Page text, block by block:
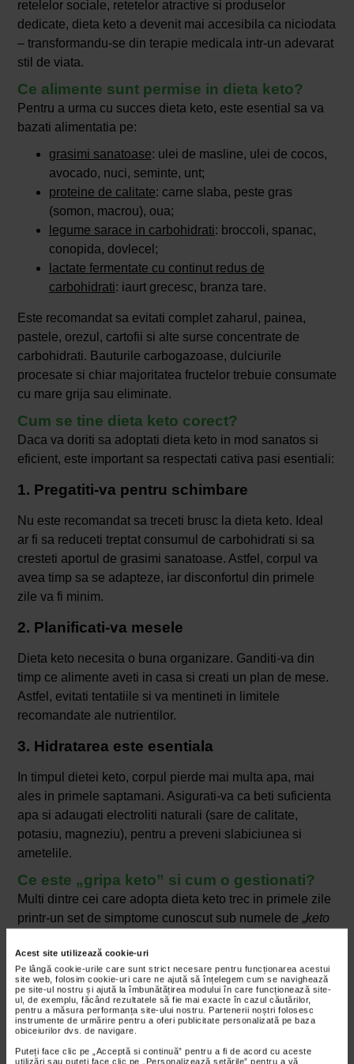
Acest site utilizează cookie-uri
Pe lângă cookie-urile care sunt strict necesare pentru funcționarea acestui
site web, folosim cookie-uri care ne ajută să înțelegem cum se navighează
pe site-ul nostru și ajută la îmbunătățirea modului în care funcționează site-
ul, de exemplu, făcând rezultatele să fie mai exacte în cazul căutărilor,
pentru a măsura performanța site-ului nostru. Partenerii noștri folosesc
instrumente de urmărire pentru a oferi publicitate personalizată pe baza
obiceiurilor dvs. de navigare.
Puteți face clic pe „Acceptă si continuă” pentru a fi de acord cu aceste
utilizări sau puteți face clic pe „Personalizează setările” pentru a vă
retelelor sociale, retetelor atractive si produselor
dedicate, dieta keto a devenit mai accesibila ca niciodata
– transformandu-se din terapie medicala intr-un adevarat
stil de viata.
Ce alimente sunt permise in dieta keto?
Pentru a urma cu succes dieta keto, este esential sa va
bazati alimentatia pe:
grasimi sanatoase: ulei de masline, ulei de cocos,
avocado, nuci, seminte, unt;
proteine de calitate: carne slaba, peste gras
(somon, macrou), oua;
legume sarace in carbohidrati: broccoli, spanac,
conopida, dovlecel;
lactate fermentate cu continut redus de
carbohidrati: iaurt grecesc, branza tare.
Este recomandat sa evitati complet zaharul, painea,
pastele, orezul, cartofii si alte surse concentrate de
carbohidrati. Bauturile carbogazoase, dulciurile
procesate si chiar majoritatea fructelor trebuie consumate
cu mare grija sau eliminate.
Cum se tine dieta keto corect?
Daca va doriti sa adoptati dieta keto in mod sanatos si
eficient, este important sa respectati cativa pasi esentiali:
1. Pregatiti-va pentru schimbare
Nu este recomandat sa treceti brusc la dieta keto. Ideal
ar fi sa reduceti treptat consumul de carbohidrati si sa
cresteti aportul de grasimi sanatoase. Astfel, corpul va
avea timp sa se adapteze, iar disconfortul din primele
zile va fi minim.
2. Planificati-va mesele
Dieta keto necesita o buna organizare. Ganditi-va din
timp ce alimente aveti in casa si creati un plan de mese.
Astfel, evitati tentatiile si va mentineti in limitele
recomandate ale nutrientilor.
3. Hidratarea este esentiala
In timpul dietei keto, corpul pierde mai multa apa, mai
ales in primele saptamani. Asigurati-va ca beti suficienta
apa si adaugati electroliti naturali (sare de calitate,
potasiu, magneziu), pentru a preveni slabiciunea si
ametelile.
Ce este „gripa keto” si cum o gestionati?
Multi dintre cei care adopta dieta keto trec in primele zile
printr-un set de simptome cunoscut sub numele de „keto
oboseala, iritabilitate, dureri de cap, dificultati de
concentrare.
Aceste simptome sunt normale si temporare, semn ca
organismul se adapteaza la noul tip de „combustibil”.
Pentru a le reduce, este important sa va hidratati, sa va
odihniti si sa nu reduceti prea brusc aportul de